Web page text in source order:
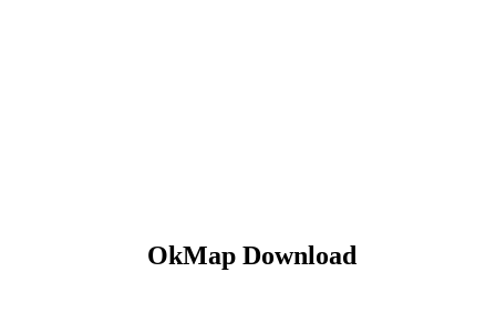
OkMap Download